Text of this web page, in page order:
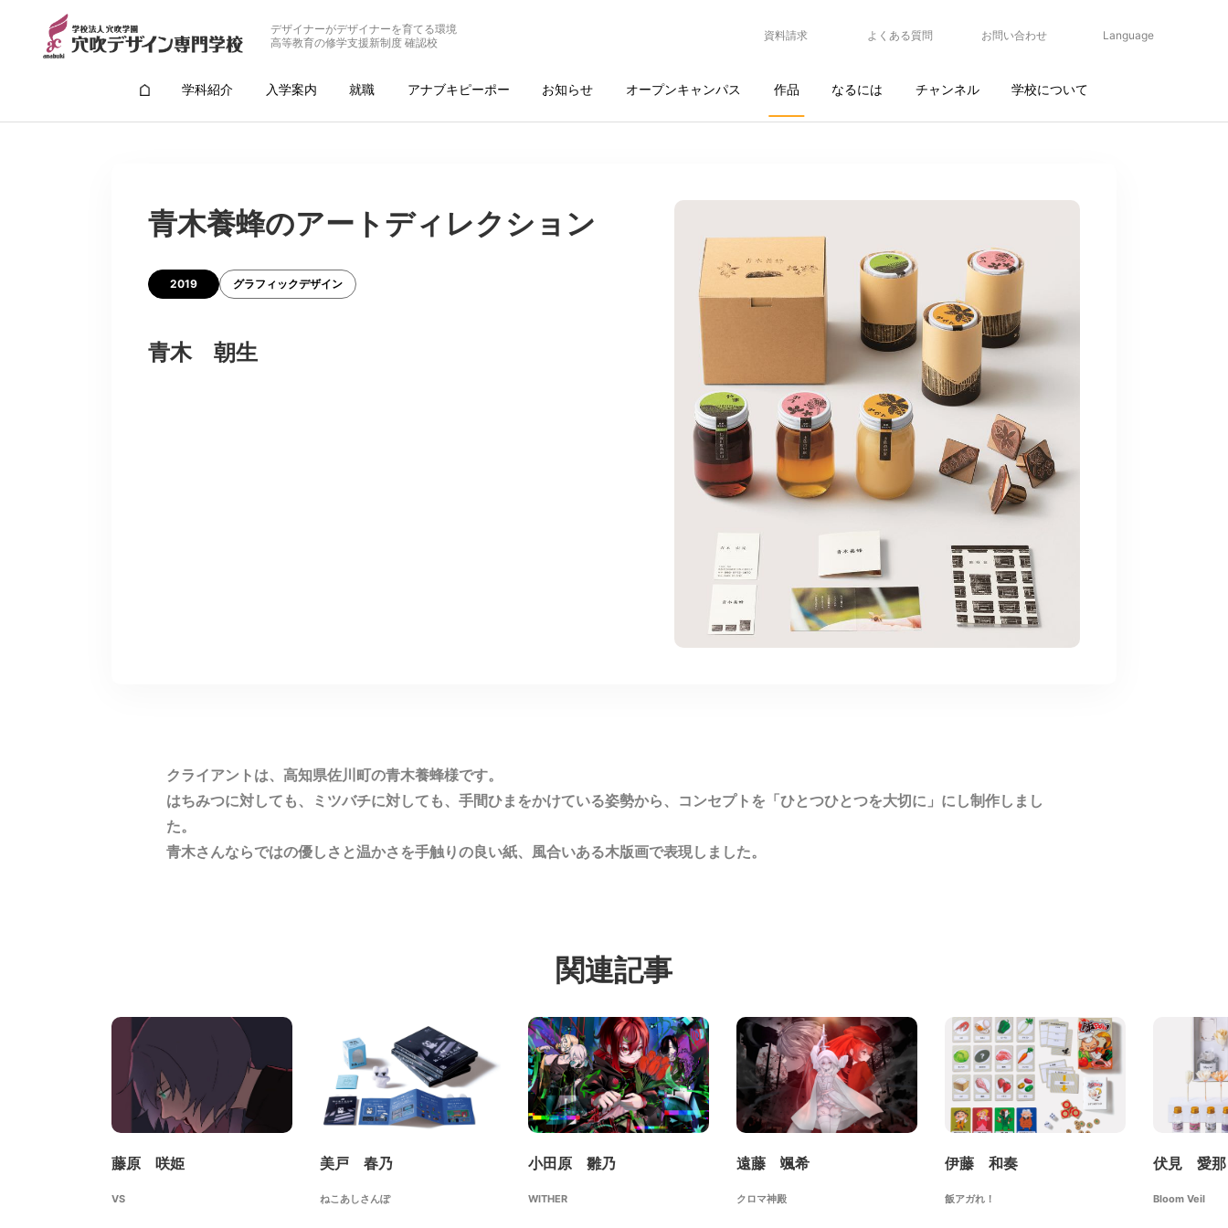
デザイナーがデザイナーを育てる環境
高等教育の修学支援新制度 確認校
資料請求 よくある質問 お問い合わせ Language
学科紹介 入学案内 就職 アナブキピーポー お知らせ オープンキャンパス 作品 なるには チャンネル 学校について
青木養蜂のアートディレクション
2019 グラフィックデザイン
青木 朝生
クライアントは、高知県佐川町の青木養蜂様です。
はちみつに対しても、ミツバチに対しても、手間ひまをかけている姿勢から、コンセプトを「ひとつひとつを大切に」にし制作しまし
た。
青木さんならではの優しさと温かさを手触りの良い紙、風合いある木版画で表現しました。
関連記事
藤原 咲姫
VS
美戸 春乃
ねこあしさんぽ
小田原 雛乃
WITHER
遠藤 颯希
クロマ神殿
伊藤 和奏
飯アガれ！
伏見 愛那
Bloom Veil